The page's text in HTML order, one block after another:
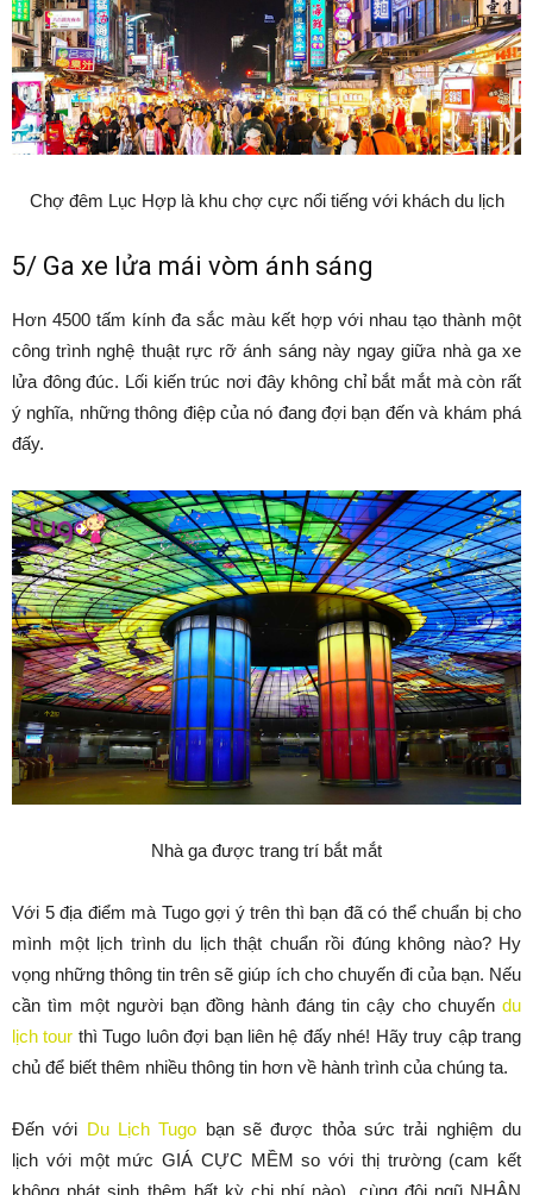
Chợ đêm Lục Hợp là khu chợ cực nổi tiếng với khách du lịch
5/ Ga xe lửa mái vòm ánh sáng
Hơn 4500 tấm kính đa sắc màu kết hợp với nhau tạo thành một
công trình nghệ thuật rực rỡ ánh sáng này ngay giữa nhà ga xe
lửa đông đúc. Lối kiến trúc nơi đây không chỉ bắt mắt mà còn rất
ý nghĩa, những thông điệp của nó đang đợi bạn đến và khám phá
đấy.
Nhà ga được trang trí bắt mắt
Với 5 địa điểm mà Tugo gợi ý trên thì bạn đã có thể chuẩn bị cho
mình một lịch trình du lịch thật chuẩn rồi đúng không nào? Hy
vọng những thông tin trên sẽ giúp ích cho chuyến đi của bạn. Nếu
cần tìm một người bạn đồng hành đáng tin cậy cho chuyến du
lịch tour thì Tugo luôn đợi bạn liên hệ đấy nhé! Hãy truy cập trang
chủ để biết thêm nhiều thông tin hơn về hành trình của chúng ta.
Đến với Du Lịch Tugo bạn sẽ được thỏa sức trải nghiệm du
lịch với một mức GIÁ CỰC MỀM so với thị trường (cam kết